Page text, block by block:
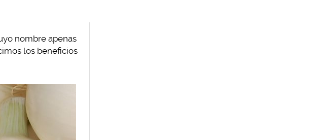
nombre apenas
los beneficios